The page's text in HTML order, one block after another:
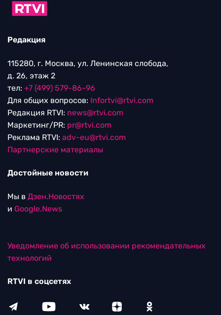
Редакция
115280, г. Москва, ул. Ленинская слобода,
д. 26, этаж 2
тел: +7 (499) 579-86-96
Для общих вопросов: Infortvi@rtvi.com
Редакция RTVI: news@rtvi.com
Маркетинг/PR: pr@rtvi.com
Реклама RTVI: adv-eu@rtvi.com
Партнерские материалы
Достойные новости
Мы в Дзен.Новостях
и Google.News
Уведомление об использовании рекомендательных
технологий
RTVI в соцсетях